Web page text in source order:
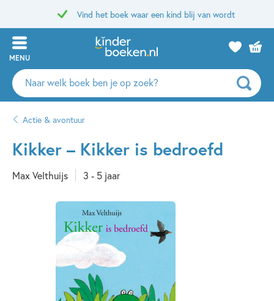
Vind het boek waar een kind blij van wordt
MENU
Zoeken
naar
auteurs
uitgevers
Actie & avontuur
Kikker – Kikker is bedroefd
Max Velthuijs 3 - 5 jaar